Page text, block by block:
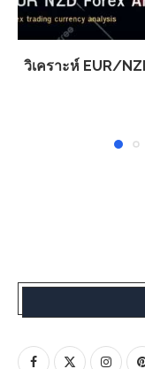
วิเคราะห์ EUR/